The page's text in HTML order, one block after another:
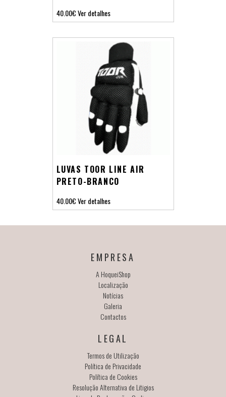
40.00€Ver detalhes
LUVAS TOOR LINE AIR
PRETO-BRANCO
40.00€Ver detalhes
EMPRESA
A HoqueiShop
Localização
Notícias
Galeria
Contactos
LEGAL
Termos de Utilização
Política de Privacidade
Política de Cookies
Resolução Alternativa de Litigios